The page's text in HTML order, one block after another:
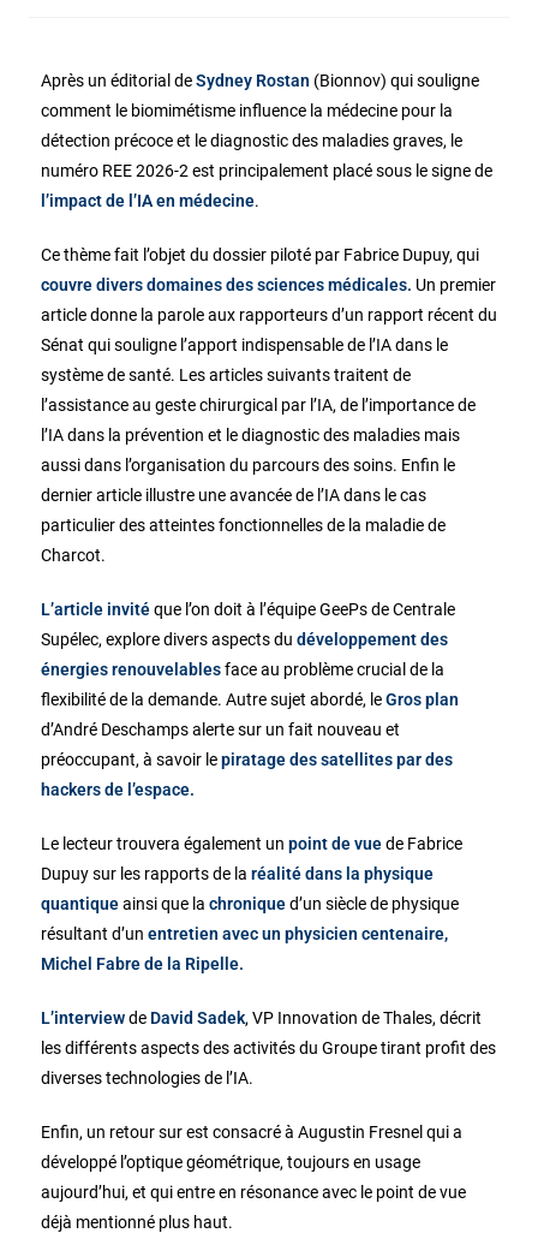
Après un éditorial deSydney Rostan (Bionnov) qui souligne
comment le biomimétisme influence la médecine pour la
détection précoce et le diagnostic des maladies graves, le
numéro REE 2026-2 est principalement placé sous le signe de
l’impact de l’IA en médecine.
Ce thème fait l’objet du dossier piloté par Fabrice Dupuy, qui
couvre divers domaines des sciences médicales. Un premier
article donne la parole aux rapporteurs d’un rapport récent du
Sénat qui souligne l’apport indispensable de l’IA dans le
système de santé. Les articles suivants traitent de
l’assistance au geste chirurgical par l’IA, de l’importance de
l’IA dans la prévention et le diagnostic des maladies mais
aussi dans l’organisation du parcours des soins. Enfin le
dernier article illustre une avancée de l’IA dans le cas
particulier des atteintes fonctionnelles de la maladie de
Charcot.
L’article invitéque l’on doit à l’équipe GeePs de Centrale
Supélec, explore divers aspects du développement des
énergies renouvelablesface au problème crucial de la
flexibilité de la demande. Autre sujet abordé, leGros plan
d’André Deschamps alerte sur un fait nouveau et
préoccupant, à savoir lepiratage des satellites par des
hackers de l’espace.
Le lecteur trouvera également un point de vuede Fabrice
Dupuy sur les rapports de la réalité dans la physique
quantiqueainsi que la chroniqued’un siècle de physique
résultant d’un entretien avec un physicien centenaire,
Michel Fabre de la Ripelle.
L’interviewde David Sadek, VP Innovation de Thales, décrit
les différents aspects des activités du Groupe tirant profit des
diverses technologies de l’IA.
Enfin, un retour sur est consacré à Augustin Fresnel qui a
développé l’optique géométrique, toujours en usage
aujourd’hui, et qui entre en résonance avec le point de vue
déjà mentionné plus haut.